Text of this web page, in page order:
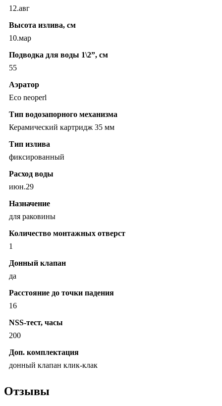
12.авг
Высота излива, см
10.мар
Подводка для воды 1\2”, см
55
Аэратор
Eco neoperl
Тип водозапорного механизма
Керамический картридж 35 мм
Тип излива
фиксированный
Расход воды
июн.29
Назначение
для раковины
Количество монтажных отверст
1
Донный клапан
да
Расстояние до точки падения
16
NSS-тест, часы
200
Доп. комплектация
донный клапан клик-клак
Отзывы